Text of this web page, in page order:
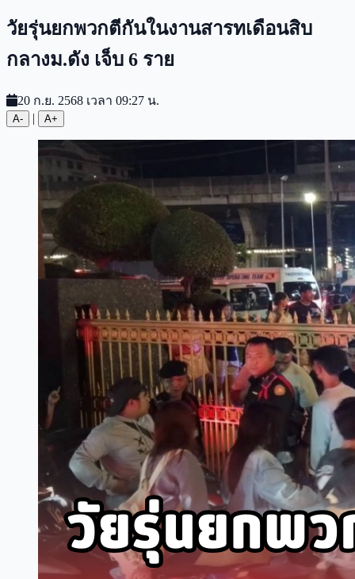
วัยรุ่นยกพวกตีกันในงานสารทเดือนสิบ
กลางม.ดัง เจ็บ 6 ราย
20 ก.ย. 2568 เวลา 09:27 น.
A- | A+